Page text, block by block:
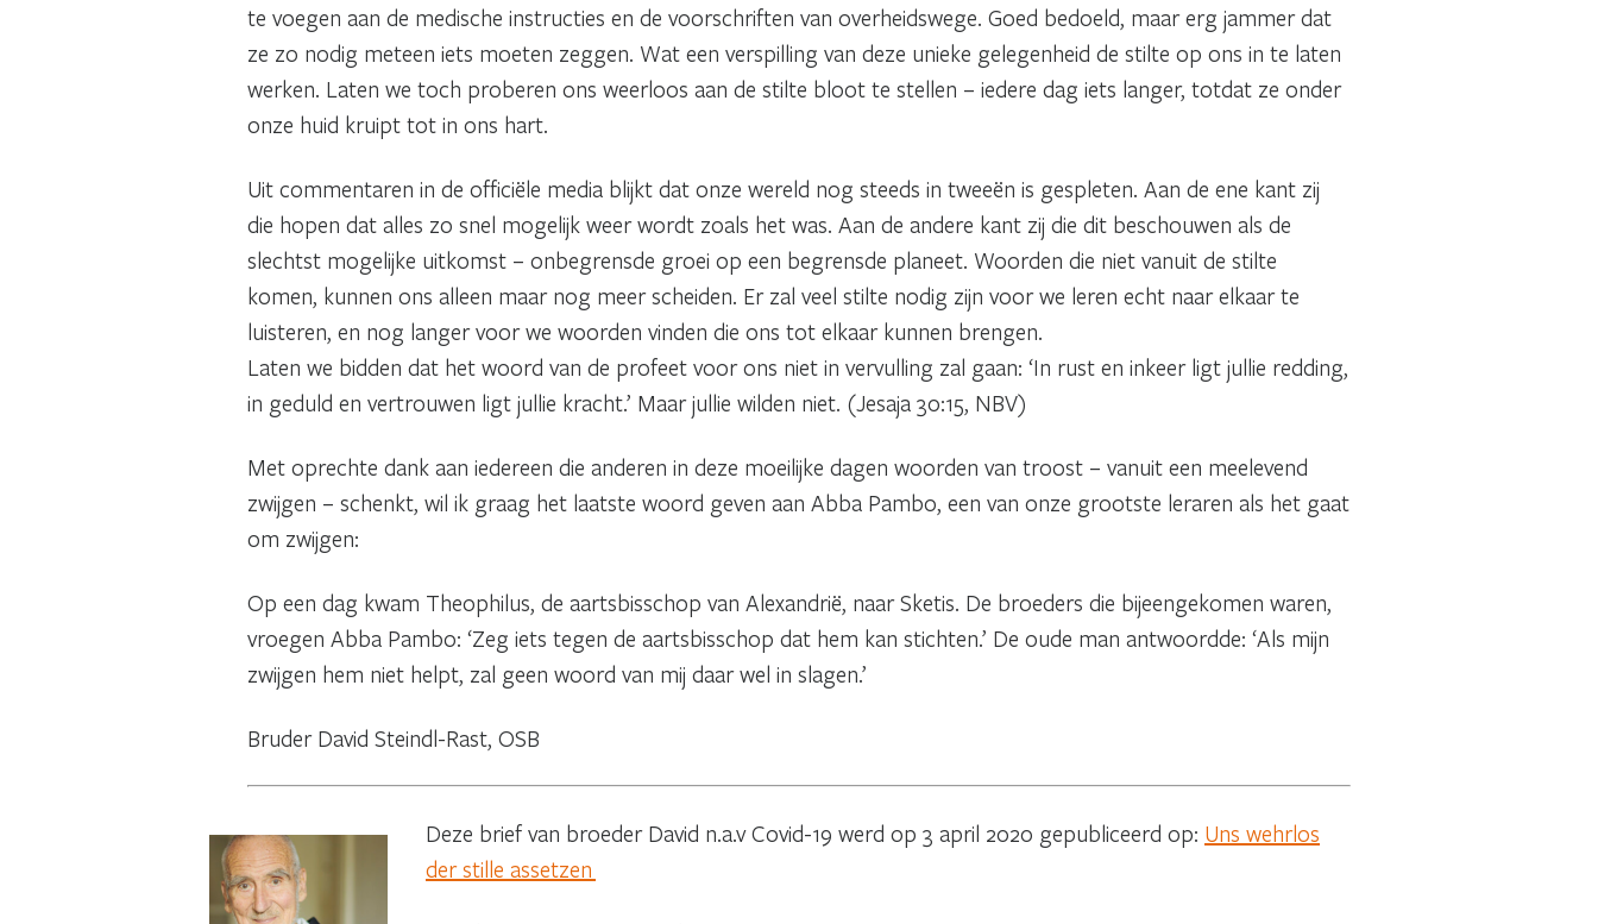
te voegen aan de medische instructies en de voorschriften van overheidswege. Goed bedoeld, maar erg jammer dat
ze zo nodig meteen iets moeten zeggen. Wat een verspilling van deze unieke gelegenheid de stilte op ons in te laten
werken. Laten we toch proberen ons weerloos aan de stilte bloot te stellen – iedere dag iets langer, totdat ze onder
onze huid kruipt tot in ons hart.
Uit commentaren in de officiële media blijkt dat onze wereld nog steeds in tweeën is gespleten. Aan de ene kant zij
die hopen dat alles zo snel mogelijk weer wordt zoals het was. Aan de andere kant zij die dit beschouwen als de
slechtst mogelijke uitkomst – onbegrensde groei op een begrensde planeet. Woorden die niet vanuit de stilte
komen, kunnen ons alleen maar nog meer scheiden. Er zal veel stilte nodig zijn voor we leren echt naar elkaar te
luisteren, en nog langer voor we woorden vinden die ons tot elkaar kunnen brengen.
Laten we bidden dat het woord van de profeet voor ons niet in vervulling zal gaan: ‘In rust en inkeer ligt jullie redding,
in geduld en vertrouwen ligt jullie kracht.’ Maar jullie wilden niet. (Jesaja 30:15, NBV)
Met oprechte dank aan iedereen die anderen in deze moeilijke dagen woorden van troost – vanuit een meelevend
zwijgen – schenkt, wil ik graag het laatste woord geven aan Abba Pambo, een van onze grootste leraren als het gaat
om zwijgen:
Op een dag kwam Theophilus, de aartsbisschop van Alexandrië, naar Sketis. De broeders die bijeengekomen waren,
vroegen Abba Pambo: ‘Zeg iets tegen de aartsbisschop dat hem kan stichten.’ De oude man antwoordde: ‘Als mijn
zwijgen hem niet helpt, zal geen woord van mij daar wel in slagen.’
Bruder David Steindl-Rast, OSB
Deze brief van broeder David n.a.v Covid-19 werd op 3 april 2020 gepubliceerd op: Uns wehrlos
der stille assetzen